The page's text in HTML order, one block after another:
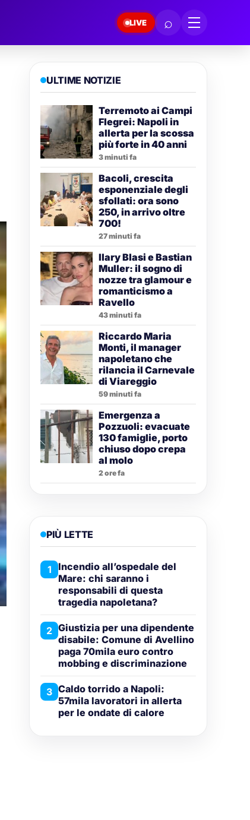
LIVE ⌕
ULTIME NOTIZIE
Terremoto ai Campi
Flegrei: Napoli in
allerta per la scossa
più forte in 40 anni
3 minuti fa
Bacoli, crescita
esponenziale degli
sfollati: ora sono
250, in arrivo oltre
700!
27 minuti fa
Ilary Blasi e Bastian
Muller: il sogno di
nozze tra glamour e
romanticismo a
Ravello
43 minuti fa
Riccardo Maria
Monti, il manager
napoletano che
rilancia il Carnevale
di Viareggio
59 minuti fa
Emergenza a
Pozzuoli: evacuate
130 famiglie, porto
chiuso dopo crepa
al molo
2 ore fa
PIÙ LETTE
1
Incendio all’ospedale del
Mare: chi saranno i
responsabili di questa
tragedia napoletana?
2 Giustizia per una dipendente
disabile: Comune di Avellino
paga 70mila euro contro
mobbing e discriminazione
3 Caldo torrido a Napoli:
57mila lavoratori in allerta
per le ondate di calore